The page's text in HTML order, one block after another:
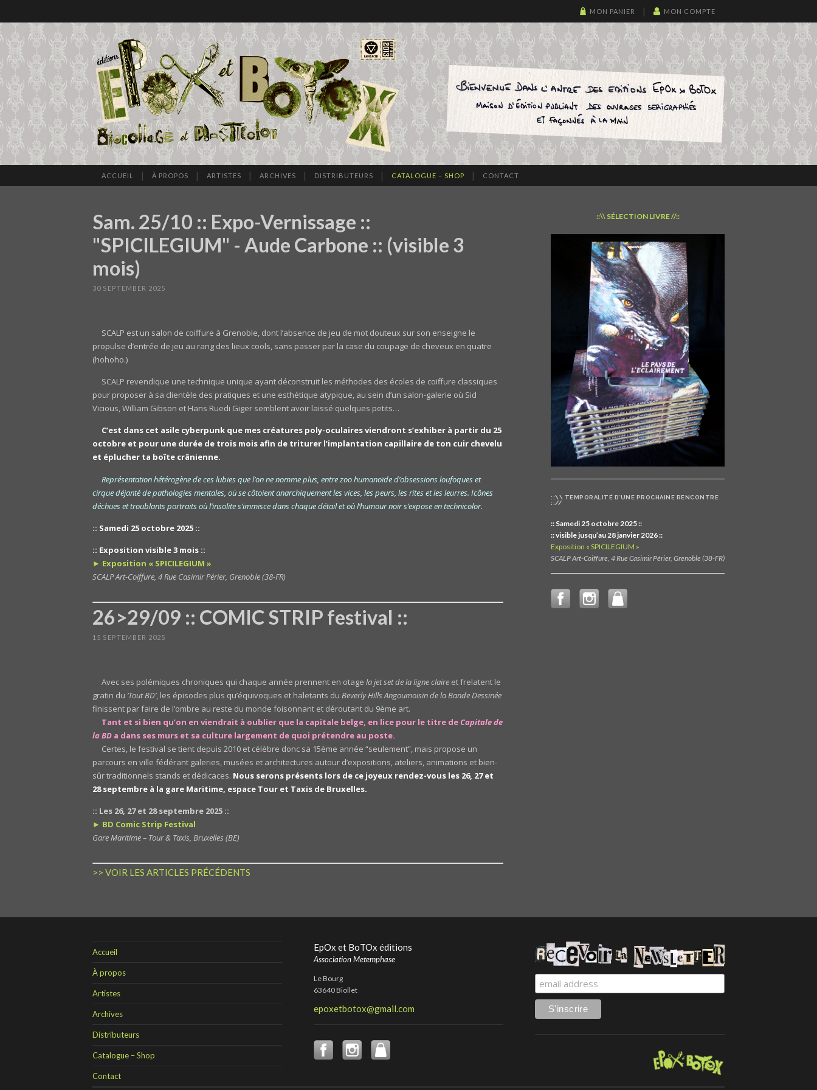
MON COMPTE
MON PANIER
ACCUEIL À PROPOS ARTISTES ARCHIVES DISTRIBUTEURS CATALOGUE – SHOP CONTACT
Sam. 25/10 :: Expo-Vernissage ::
"SPICILEGIUM" - Aude Carbone :: (visible 3
mois)
30 SEPTEMBER 2025
SCALP est un salon de coiffure à Grenoble, dont l’absence de jeu de mot douteux sur son enseigne le
propulse d’entrée de jeu au rang des lieux cools, sans passer par la case du coupage de cheveux en quatre
(hohoho.)
SCALP revendique une technique unique ayant déconstruit les méthodes des écoles de coiffure classiques
pour proposer à sa clientèle des pratiques et une esthétique atypique, au sein d’un salon-galerie où Sid
Vicious, William Gibson et Hans Ruedi Giger semblent avoir laissé quelques petits…
C’est dans cet asile cyberpunk que mes créatures poly-oculaires viendront s’exhiber à partir du 25
octobre et pour une durée de trois mois afin de triturer l’implantation capillaire de ton cuir chevelu
et éplucher ta boîte crânienne.
Représentation hétérogène de ces lubies que l’on ne nomme plus, entre zoo humanoïde d’obsessions loufoques et
cirque déjanté de pathologies mentales, où se côtoient anarchiquement les vices, les peurs, les rites et les leurres. Icônes
déchues et troublants portraits où l’insolite s’immisce dans chaque détail et où l’humour noir s’expose en technicolor.
:: Samedi 25 octobre 2025 ::
:: Exposition visible 3 mois ::
► Exposition « SPICILEGIUM »
SCALP Art-Coiffure, 4 Rue Casimir Périer, Grenoble (38-FR)
26>29/09 :: COMIC STRIP festival ::
15 SEPTEMBER 2025
Avec ses polémiques chroniques qui chaque année prennent en otage la jet set de la ligne claire et frelatent le
gratin du ‘Tout BD’, les épisodes plus qu’équivoques et haletants du Beverly Hills Angoumoisin de la Bande Dessinée
finissent par faire de l’ombre au reste du monde foisonnant et déroutant du 9ème art.
Tant et si bien qu’on en viendrait à oublier que la capitale belge, en lice pour le titre deCapitale de
la BD a dans ses murs et sa culture largement de quoi prétendre au poste.
Certes, le festival se tient depuis 2010 et célèbre donc sa 15ème année “seulement”, mais propose un
parcours en ville fédérant galeries, musées et architectures autour d’expositions, ateliers, animations et bien-
sûr traditionnels stands et dédicaces. Nous serons présents lors de ce joyeux rendez-vous les 26, 27 et
28 septembre à la gare Maritime, espace Tour et Taxis de Bruxelles.
:: Les 26, 27 et 28 septembre 2025 ::
► BD Comic Strip Festival
Gare Maritime – Tour & Taxis, Bruxelles (BE)
>> VOIR LES ARTICLES PRÉCÉDENTS
::\\ SÉLECTION LIVRE //::
::\\ TEMPORALITÉ D’UNE PROCHAINE RENCONTRE
:://
:: Samedi 25 octobre 2025 ::
:: visible jusqu’au 28 janvier 2026 ::
Exposition « SPICILEGIUM »
SCALP Art-Coiffure, 4 Rue Casimir Périer, Grenoble (38-FR)
Accueil
À propos
Artistes
Archives
Distributeurs
Catalogue – Shop
Contact
EpOx et BoTOx éditions
Association Metemphase
Le Bourg
63640 Biollet
epoxetbotox@gmail.com